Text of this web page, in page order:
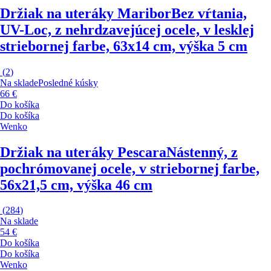
Držiak na uteráky MariborBez vŕtania,
UV-Loc, z nehrdzavejúcej ocele, v lesklej
striebornej farbe, 63x14 cm, výška 5 cm
(2)
Na skladePosledné kúsky
66 €
Do košíka
Do košíka
Wenko
Držiak na uteráky PescaraNástenný, z
pochrómovanej ocele, v striebornej farbe,
56x21,5 cm, výška 46 cm
(284)
Na sklade
54 €
Do košíka
Do košíka
Wenko